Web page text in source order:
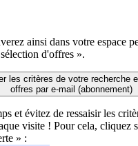
ainsi dans votre espace
d'offres ».
les critères de votre recherche
offres par e-mail (abonnement)
et évitez de ressaisir les
visite ! Pour cela, cliquez
» :